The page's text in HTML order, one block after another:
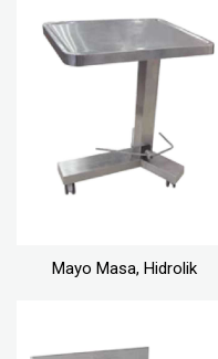
Mayo Masa, Hidrolik